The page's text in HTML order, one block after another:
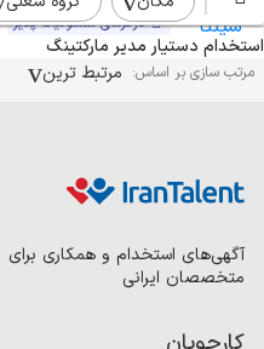
استخدام دستیار مدیر مارکتینگ
مرتب سازی بر اساس: مرتبط ترین
کارفرمای مسئولیت پذیر
آگهی‌های استخدام و همکاری برای
متخصصان ایرانی